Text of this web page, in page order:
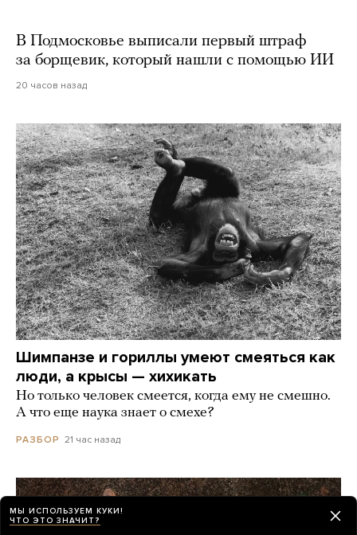
В Подмосковье выписали первый штраф
за борщевик, который нашли с помощью ИИ
20 часов назад
Шимпанзе и гориллы умеют смеяться как
люди, а крысы — хихикать
Но только человек смеется, когда ему не смешно.
А что еще наука знает о смехе?
РАЗБОР 21 час назад
МЫ ИСПОЛЬЗУЕМ КУКИ!
ЧТО ЭТО ЗНАЧИТ?